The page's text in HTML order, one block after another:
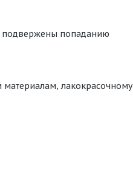
подвержены попаданию
лакокрасочному